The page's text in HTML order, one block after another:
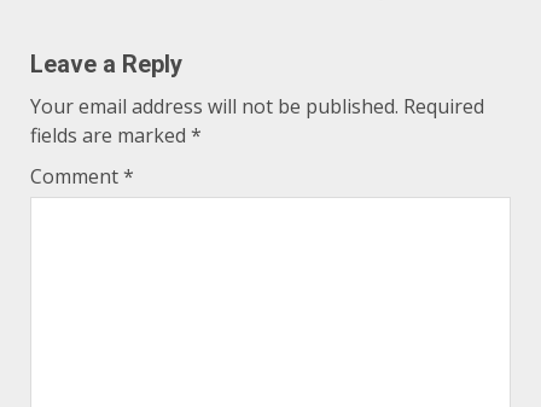
Leave a Reply
Your email address will not be published. Required
fields are marked *
Comment*